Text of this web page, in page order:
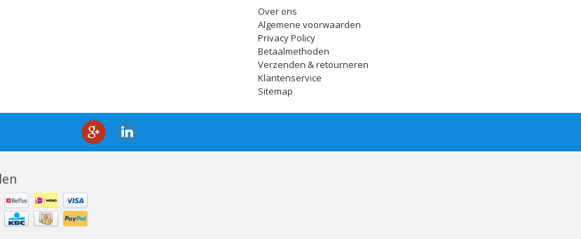
Over ons
Algemene voorwaarden
Privacy Policy
Betaalmethoden
Verzenden & retourneren
Klantenservice
Sitemap